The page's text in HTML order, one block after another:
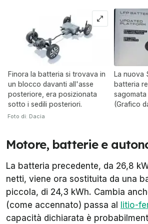
Finora la batteria si trovava in
un blocco davanti all'asse
posteriore, era posizionata
sotto i sedili posteriori.
La nuova
batteria
(Grafico
Foto di: Dacia
Motore, batterie e
La batteria precedente, da 26,8
netti, viene ora sostituita da una
piccola, di 24,3 kWh. Cambia
(come accennato) passa al
litio-
capacità dichiarata è